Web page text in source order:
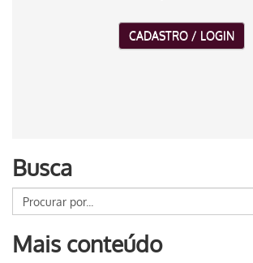
CADASTRO / LOGIN
Busca
Mais conteúdo